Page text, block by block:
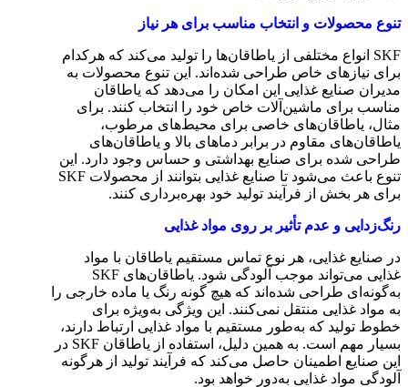
تنوع محصولات و انتخاب مناسب برای هر نیاز
SKF انواع مختلفی از یاطاقان‌ها را تولید می‌کند که هرکدام
برای نیازهای خاص طراحی شده‌اند. این تنوع محصولات به
مدیران صنایع غذایی این امکان را می‌دهد که یاطاقان
مناسب برای ماشین‌آلات خاص خود را انتخاب کنند. برای
مثال، یاطاقان‌های خاصی برای محیط‌های مرطوب،
یاطاقان‌های مقاوم در برابر دماهای بالا و یاطاقان‌های
طراحی شده برای صنایع بهداشتی و حساس وجود دارد. این
تنوع باعث می‌شود تا صنایع غذایی بتوانند از محصولات SKF
برای هر بخش از فرآیند تولید خود بهره‌برداری کنند.
رنگ‌زدایی و عدم تأثیر بر روی مواد غذایی
در صنایع غذایی، هر نوع تماس مستقیم یاطاقان با مواد
غذایی می‌تواند موجب آلودگی شود. یاطاقان‌های SKF
به‌گونه‌ای طراحی شده‌اند که هیچ گونه رنگ یا ماده خارجی را
به مواد غذایی منتقل نمی‌کنند. این ویژگی به‌ویژه برای
خطوط تولید که به‌طور مستقیم با مواد غذایی ارتباط دارند،
بسیار مهم است. به همین دلیل، استفاده از یاطاقان SKF در
این صنایع اطمینان حاصل می‌کند که فرآیند تولید از هرگونه
آلودگی مواد غذایی به‌دور خواهد بود.